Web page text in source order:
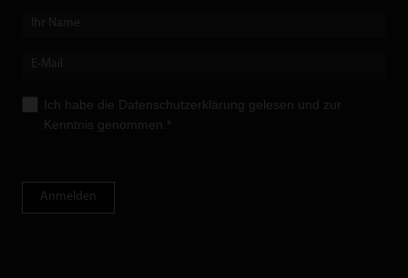
Ich habe die Datenschutzerklärung gelesen und zur
Kenntnis genommen.*
Anmelden